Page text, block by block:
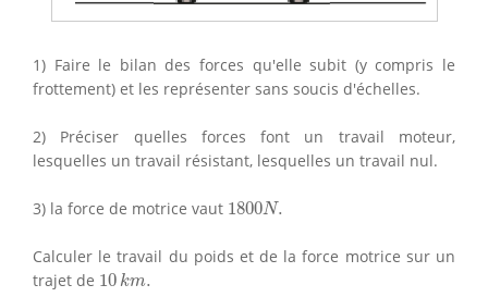
1) Faire le bilan des forces qu'elle subit (y compris le
frottement) et les représenter sans soucis d'échelles.
2) Préciser quelles forces font un travail moteur,
lesquelles un travail résistant, lesquelles un travail nul.
3) la force de motrice vaut 1800N.
1800N
Calculer le travail du poids et de la force motrice sur un
trajet de 10 km.
10 km